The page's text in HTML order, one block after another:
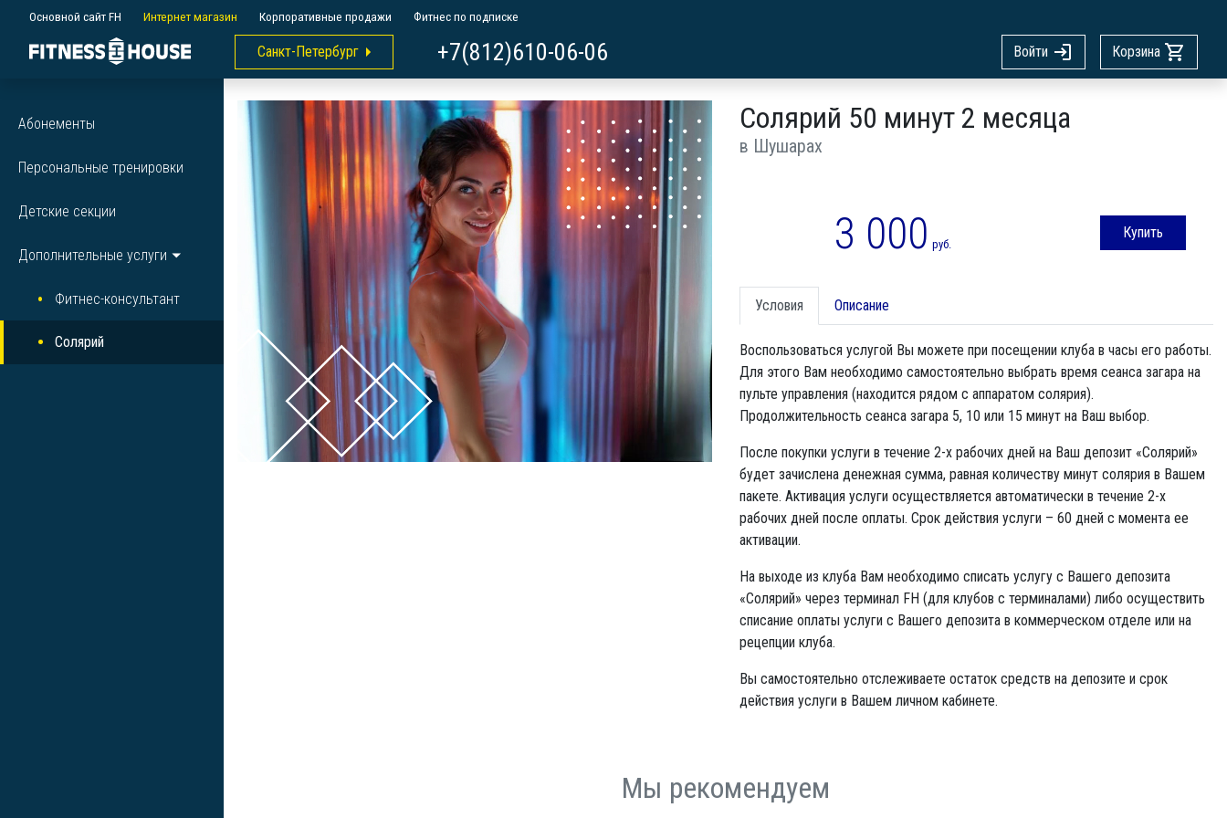
Основной сайт FH Интернет магазин Корпоративные продажи Фитнес по подписке
Санкт-Петербург +7(812)610-06-06 Войти Корзина
Абонементы
Персональные тренировки
Детские секции
Дополнительные услуги
Фитнес-консультант
Солярий
Солярий 50 минут 2 месяца
в Шушарах
3 000 руб.
Купить
Условия Описание
Воспользоваться услугой Вы можете при посещении клуба в часы его работы.
Для этого Вам необходимо самостоятельно выбрать время сеанса загара на
пульте управления (находится рядом с аппаратом солярия).
Продолжительность сеанса загара 5, 10 или 15 минут на Ваш выбор.
После покупки услуги в течение 2-х рабочих дней на Ваш депозит «Солярий»
будет зачислена денежная сумма, равная количеству минут солярия в Вашем
пакете. Активация услуги осуществляется автоматически в течение 2-х
рабочих дней после оплаты. Срок действия услуги – 60 дней с момента ее
активации.
На выходе из клуба Вам необходимо списать услугу с Вашего депозита
«Солярий» через терминал FH (для клубов с терминалами) либо осуществить
списание оплаты услуги с Вашего депозита в коммерческом отделе или на
рецепции клуба.
Вы самостоятельно отслеживаете остаток средств на депозите и срок
действия услуги в Вашем личном кабинете.
Мы рекомендуем